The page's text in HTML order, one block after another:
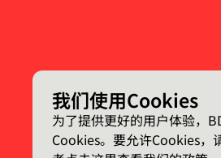
我们使用Cookies
为了提供更好的用户体验，
Cookies。要允许Cookies，